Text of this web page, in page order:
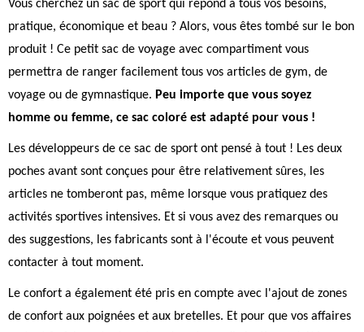
Vous cherchez un sac de sport qui répond à tous vos besoins,
pratique, économique et beau ? Alors, vous êtes tombé sur le bon
produit ! Ce petit sac de voyage avec compartiment vous
permettra de ranger facilement tous vos articles de gym, de
voyage ou de gymnastique. Peu importe que vous soyez
homme ou femme, ce sac coloré est adapté pour vous !
Les développeurs de ce sac de sport ont pensé à tout ! Les deux
poches avant sont conçues pour être relativement sûres, les
articles ne tomberont pas, même lorsque vous pratiquez des
activités sportives intensives. Et si vous avez des remarques ou
des suggestions, les fabricants sont à l'écoute et vous peuvent
contacter à tout moment.
Le confort a également été pris en compte avec l'ajout de zones
de confort aux poignées et aux bretelles. Et pour que vos affaires